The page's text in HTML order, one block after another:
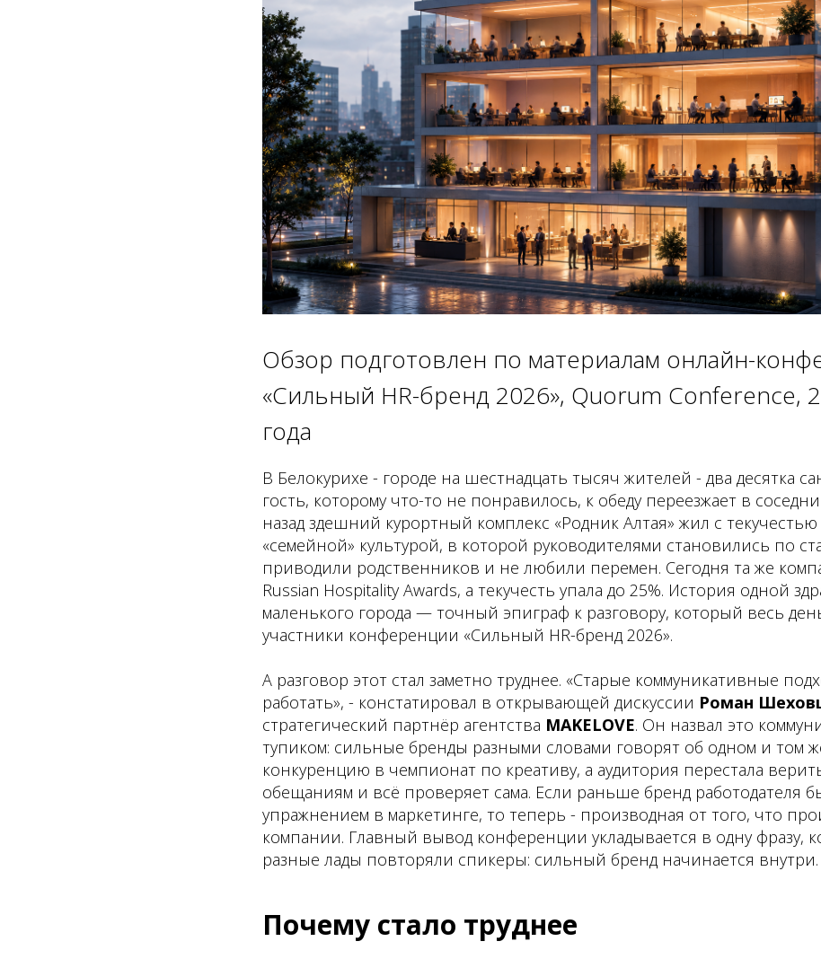
Обзор подготовлен по материалам онлайн-
«Сильный HR-бренд 2026», Quorum Conference,
года
В Белокурихе - городе на шестнадцать тысяч жителей - два десятка
гость, которому что-то не понравилось, к обеду переезжает в
назад здешний курортный комплекс «Родник Алтая» жил с текучестью
«семейной» культурой, в которой руководителями становились по
приводили родственников и не любили перемен. Сегодня та же
Russian Hospitality Awards, а текучесть упала до 25%. История одной
маленького города — точный эпиграф к разговору, который весь
участники конференции «Сильный HR-бренд 2026».
А разговор этот стал заметно труднее. «Старые коммуникативные
работать», - констатировал в открывающей дискуссии Роман
стратегический партнёр агентства MAKELOVE. Он назвал это
тупиком: сильные бренды разными словами говорят об одном и том
конкуренцию в чемпионат по креативу, а аудитория перестала
обещаниям и всё проверяет сама. Если раньше бренд работодателя
упражнением в маркетинге, то теперь - производная от того, что
компании. Главный вывод конференции укладывается в одну фразу,
разные лады повторяли спикеры: сильный бренд начинается внутри.
Почему стало труднее